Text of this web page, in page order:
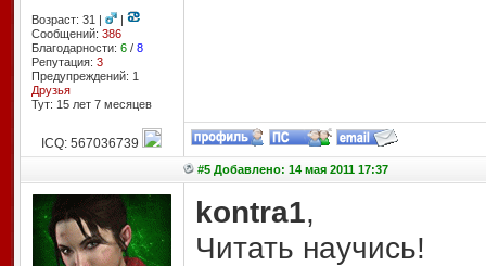
Возраст: 31 |
|
Сообщений: 386
Благодарности: 6/ 8
Репутация: 3
Предупреждений: 1
Друзья
Тут: 15 лет 7 месяцев
ICQ: 567036739
#5 Добавлено: 14 мая 2011 17:37
kontra1,
Читать научись!